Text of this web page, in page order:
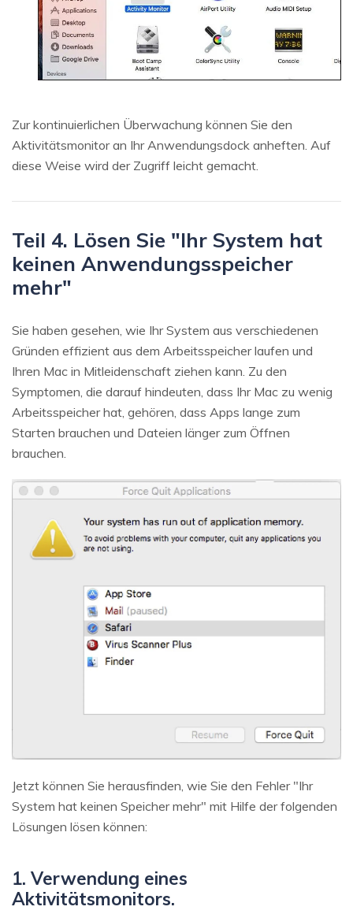
Zur kontinuierlichen Überwachung können Sie den
Aktivitätsmonitor an Ihr Anwendungsdock anheften. Auf
diese Weise wird der Zugriff leicht gemacht.
Teil 4. Lösen Sie "Ihr System hat
keinen Anwendungsspeicher
mehr"
Sie haben gesehen, wie Ihr System aus verschiedenen
Gründen effizient aus dem Arbeitsspeicher laufen und
Ihren Mac in Mitleidenschaft ziehen kann. Zu den
Symptomen, die darauf hindeuten, dass Ihr Mac zu wenig
Arbeitsspeicher hat, gehören, dass Apps lange zum
Starten brauchen und Dateien länger zum Öffnen
brauchen.
Jetzt können Sie herausfinden, wie Sie den Fehler "Ihr
System hat keinen Speicher mehr" mit Hilfe der folgenden
Lösungen lösen können:
1. Verwendung eines
Aktivitätsmonitors.